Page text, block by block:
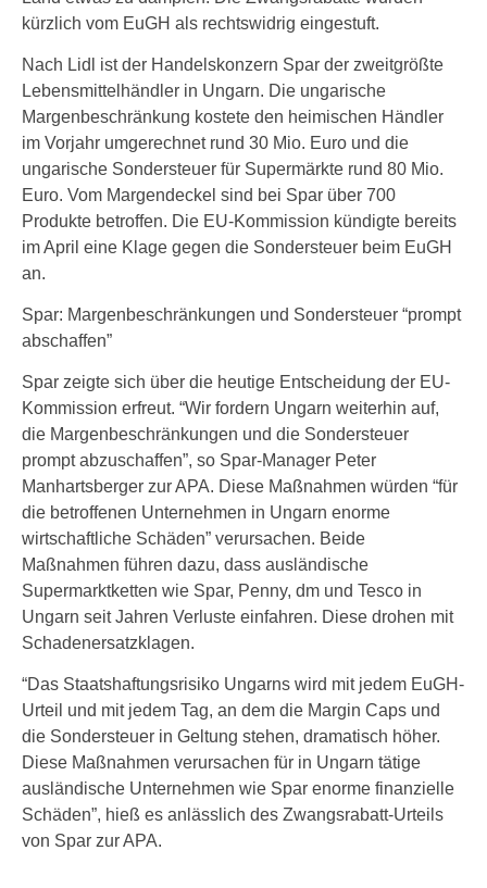
kürzlich vom EuGH als rechtswidrig eingestuft.
Nach Lidl ist der Handelskonzern Spar der zweitgrößte
Lebensmittelhändler in Ungarn. Die ungarische
Margenbeschränkung kostete den heimischen Händler
im Vorjahr umgerechnet rund 30 Mio. Euro und die
ungarische Sondersteuer für Supermärkte rund 80 Mio.
Euro. Vom Margendeckel sind bei Spar über 700
Produkte betroffen. Die EU-Kommission kündigte bereits
im April eine Klage gegen die Sondersteuer beim EuGH
an.
Spar: Margenbeschränkungen und Sondersteuer “prompt
abschaffen”
Spar zeigte sich über die heutige Entscheidung der EU-
Kommission erfreut. “Wir fordern Ungarn weiterhin auf,
die Margenbeschränkungen und die Sondersteuer
prompt abzuschaffen”, so Spar-Manager Peter
Manhartsberger zur APA. Diese Maßnahmen würden “für
die betroffenen Unternehmen in Ungarn enorme
wirtschaftliche Schäden” verursachen. Beide
Maßnahmen führen dazu, dass ausländische
Supermarktketten wie Spar, Penny, dm und Tesco in
Ungarn seit Jahren Verluste einfahren. Diese drohen mit
Schadenersatzklagen.
“Das Staatshaftungsrisiko Ungarns wird mit jedem EuGH-
Urteil und mit jedem Tag, an dem die Margin Caps und
die Sondersteuer in Geltung stehen, dramatisch höher.
Diese Maßnahmen verursachen für in Ungarn tätige
ausländische Unternehmen wie Spar enorme finanzielle
Schäden”, hieß es anlässlich des Zwangsrabatt-Urteils
von Spar zur APA.